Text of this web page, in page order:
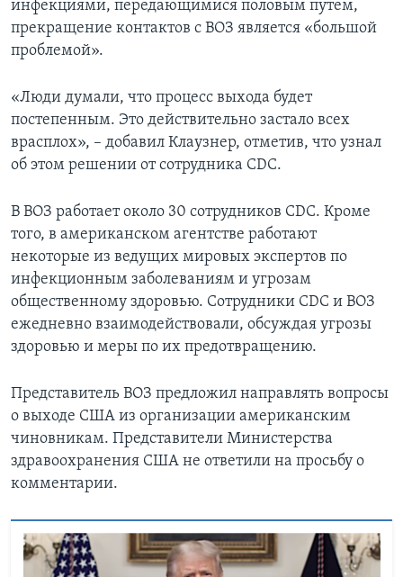
инфекциями, передающимися половым путем,
прекращение контактов с ВОЗ является «большой
проблемой».
«Люди думали, что процесс выхода будет
постепенным. Это действительно застало всех
врасплох», – добавил Клаузнер, отметив, что узнал
об этом решении от сотрудника CDC.
В ВОЗ работает около 30 сотрудников CDC. Кроме
того, в американском агентстве работают
некоторые из ведущих мировых экспертов по
инфекционным заболеваниям и угрозам
общественному здоровью. Сотрудники CDC и ВОЗ
ежедневно взаимодействовали, обсуждая угрозы
здоровью и меры по их предотвращению.
Представитель ВОЗ предложил направлять вопросы
о выходе США из организации американским
чиновникам. Представители Министерства
здравоохранения США не ответили на просьбу о
комментарии.